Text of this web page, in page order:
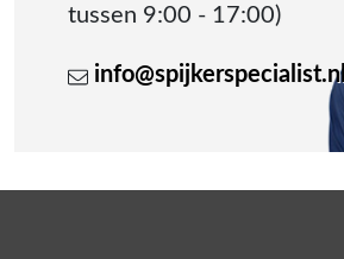
tussen 9:00 - 17:00)
info@spijkerspecialist.nl